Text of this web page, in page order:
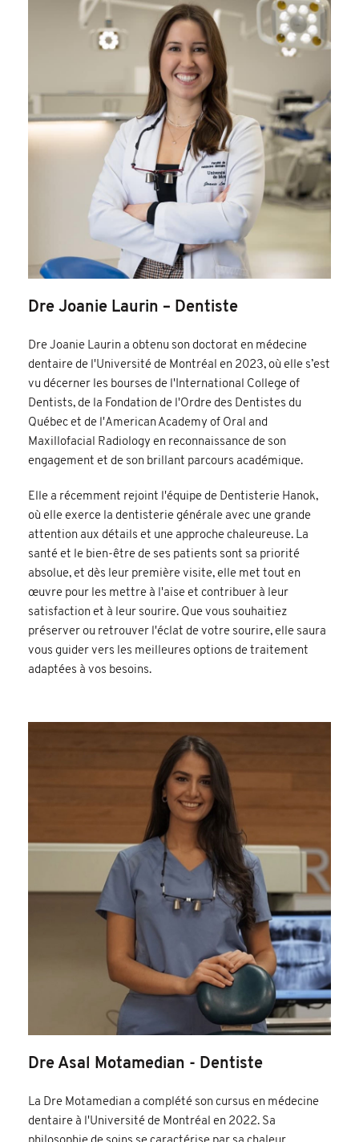
Dre Joanie Laurin – Dentiste
Dre Joanie Laurin a obtenu son doctorat en médecine
dentaire de l'Université de Montréal en 2023, où elle s’est
vu décerner les bourses de l'International College of
Dentists, de la Fondation de l'Ordre des Dentistes du
Québec et de l'American Academy of Oral and
Maxillofacial Radiology en reconnaissance de son
engagement et de son brillant parcours académique.
Elle a récemment rejoint l'équipe de Dentisterie Hanok,
où elle exerce la dentisterie générale avec une grande
attention aux détails et une approche chaleureuse. La
santé et le bien-être de ses patients sont sa priorité
absolue, et dès leur première visite, elle met tout en
œuvre pour les mettre à l'aise et contribuer à leur
satisfaction et à leur sourire. Que vous souhaitiez
préserver ou retrouver l'éclat de votre sourire, elle saura
vous guider vers les meilleures options de traitement
adaptées à vos besoins.
Dre Asal Motamedian - Dentiste
La Dre Motamedian a complété son cursus en médecine
dentaire à l'Université de Montréal en 2022. Sa